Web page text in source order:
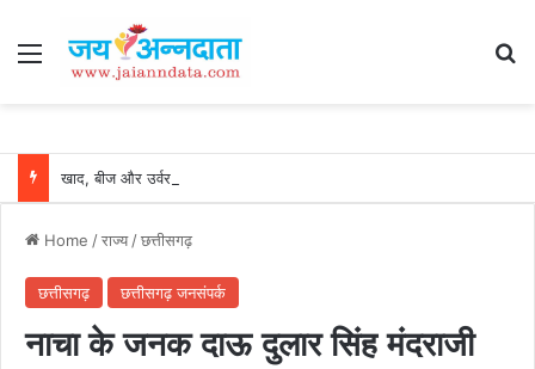
Menu
Home /राज्य/छत्तीसगढ़
छत्तीसगढ़ छत्तीसगढ़ जनसंपर्क
नाचा के जनक दाऊ दुलार सिंह मंदराजी